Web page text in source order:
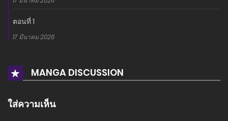
ตอนที่ 1
17 มีนาคม 2026
MANGA DISCUSSION
ใส่ความเห็น